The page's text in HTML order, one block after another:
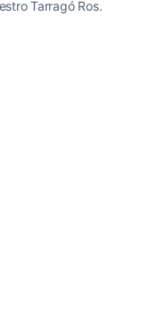
Tarragó Ros.